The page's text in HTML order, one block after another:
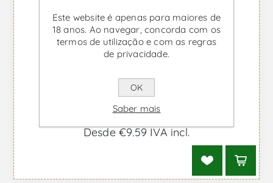
Silk & Spice - Vinho Branco
Desde €9,59 IVA incl.
Este website é apenas para maiores de
18 anos. Ao navegar, concorda com os
termos de utilização e com as regras
de privacidade.
OK
Saber mais